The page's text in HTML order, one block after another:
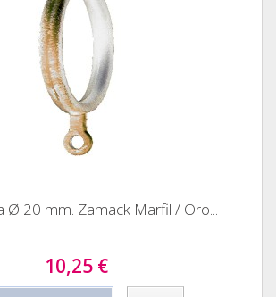
Ø 20 mm. Zamack Marfil / Oro...
10,25 €